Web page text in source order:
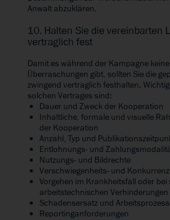
Anwalt abzuklären.
10. Halten Sie die vereinbarten
vertraglich fest
Damit es während der Kampagne
Überraschungen gibt, sollten Sie die
zwingend vertraglich festhalten.
solchen Vertrages sind:
Dauer und Zweck der Kooperation
Inhaltliche, formale und visuelle
der Kooperation
Anzahl, Typ und
Entlohnungs- und
Nutzungs- und Bildrechte
Verschwiegenheits- und
Vorgehen im Krankheitsfall oder bei
arbeitstechnischen Verhinderungen
Schadensersatz und
Reportinganforderungen